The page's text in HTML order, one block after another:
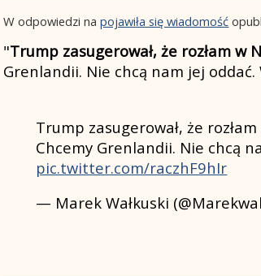
W odpowiedzi napojawiła się wiadomość
"Trump zasugerował, że rozłam w
Grenlandii. Nie chcą nam jej oddać.
Trump zasugerował, że
Chcemy Grenlandii. Nie chcą
pic.twitter.com/raczhF9hIr
— Marek Wałkuski